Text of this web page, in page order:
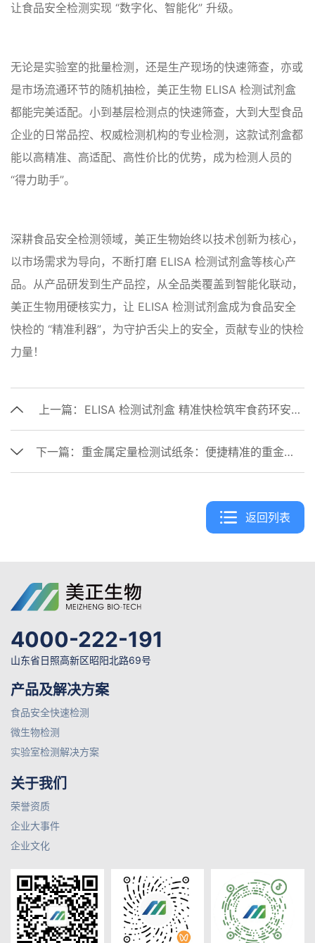
让食品安全检测实现 “数字化、智能化” 升级。
无论是实验室的批量检测，还是生产现场的快速筛查，亦或
是市场流通环节的随机抽检，美正生物 ELISA 检测试剂盒
都能完美适配。小到基层检测点的快速筛查，大到大型食品
企业的日常品控、权威检测机构的专业检测，这款试剂盒都
能以高精准、高适配、高性价比的优势，成为检测人员的
“得力助手”。
深耕食品安全检测领域，美正生物始终以技术创新为核心，
以市场需求为导向，不断打磨 ELISA 检测试剂盒等核心产
品。从产品研发到生产品控，从全品类覆盖到智能化联动，
美正生物用硬核实力，让 ELISA 检测试剂盒成为食品安全
快检的 “精准利器”，为守护舌尖上的安全，贡献专业的快检
力量！
上一篇： ELISA 检测试剂盒 精准快检筑牢食药环安全防线
下一篇： 重金属定量检测试纸条：便捷精准的重金属检测新选择
返回列表
4000-222-191
山东省日照高新区昭阳北路69号
产品及解决方案
食品安全快速检测
微生物检测
实验室检测解决方案
关于我们
荣誉资质
企业大事件
企业文化